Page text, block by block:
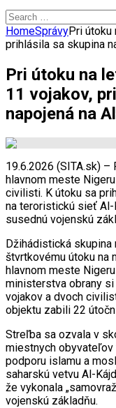
Search
for:
HomeSprávyPri útoku
prihlásila sa skupina
Pri útoku na
11 vojakov,
napojená na
19.6.2026 (SITA.sk)
hlavnom meste
civilisti. K útoku sa
na teroristickú sieť Al-
susednú vojenskú
Džihádistická skupina
štvrtkovému útoku na
hlavnom meste
ministerstva obrany
vojakov a dvoch
objektu zabili 22
Streľba sa ozvala v
miestnych obyvateľov
podporu islamu a
saharskú vetvu Al-
že vykonala
vojenskú základňu.